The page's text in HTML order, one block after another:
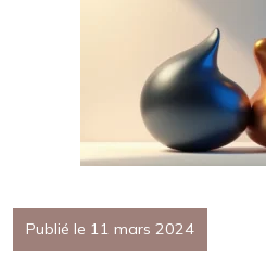
Publié le 11 mars 2024